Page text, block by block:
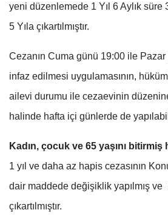
yeni düzenlemede 1 Yıl 6 Aylık süre
5 Yıla çıkartılmıştır.
Cezanın Cuma günü 19:00 ile Pazar
infaz edilmesi uygulamasının,
ailevi durumu ile cezaevinin
halinde hafta içi günlerde de
Kadın, çocuk ve 65 yaşını
1 yıl ve daha az hapis cezasının
dair maddede değişiklik yapılmış ve
çıkartılmıştır.